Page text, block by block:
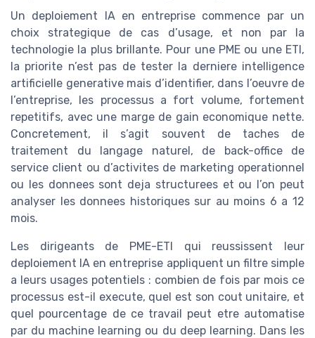
Un deploiement IA en entreprise commence par un
choix strategique de cas d’usage, et non par la
technologie la plus brillante. Pour une PME ou une ETI,
la priorite n’est pas de tester la derniere intelligence
artificielle generative mais d’identifier, dans l’oeuvre de
l’entreprise, les processus a fort volume, fortement
repetitifs, avec une marge de gain economique nette.
Concretement, il s’agit souvent de taches de
traitement du langage naturel, de back-office de
service client ou d’activites de marketing operationnel
ou les donnees sont deja structurees et ou l’on peut
analyser les donnees historiques sur au moins 6 a 12
mois.
Les dirigeants de PME-ETI qui reussissent leur
deploiement IA en entreprise appliquent un filtre simple
a leurs usages potentiels : combien de fois par mois ce
processus est-il execute, quel est son cout unitaire, et
quel pourcentage de ce travail peut etre automatise
par du machine learning ou du deep learning. Dans les